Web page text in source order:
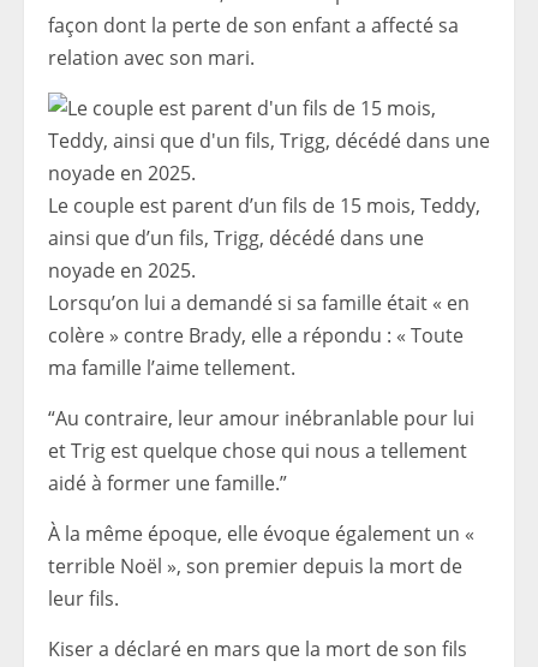
façon dont la perte de son enfant a affecté sa
relation avec son mari.
Le couple est parent d’un fils de 15 mois, Teddy,
ainsi que d’un fils, Trigg, décédé dans une
noyade en 2025.
Lorsqu’on lui a demandé si sa famille était « en
colère » contre Brady, elle a répondu : « Toute
ma famille l’aime tellement.
“Au contraire, leur amour inébranlable pour lui
et Trig est quelque chose qui nous a tellement
aidé à former une famille.”
À la même époque, elle évoque également un «
terrible Noël », son premier depuis la mort de
leur fils.
Kiser a déclaré en mars que la mort de son fils